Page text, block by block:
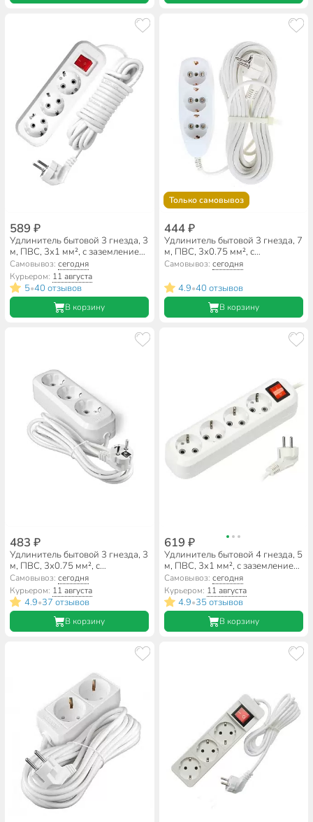
589 ₽
Удлинитель бытовой 3 гнезда, 3
м, ПВС, 3х1 мм², с заземлением,
выключатель, UNIVersal, S-303,
9631986
Самовывоз:сегодня
Курьером: 11 августа
5•40 отзывов
В корзину
Только самовывоз
444 ₽
Удлинитель бытовой 3 гнезда, 7
м, ПВС, 3х0.75 мм², с
заземлением, 16 А, Jett, РС-3,
Самовывоз: сегодня
4.9•40 отзывов
В корзину
483 ₽
Удлинитель бытовой 3 гнезда, 3
м, ПВС, 3х0.75 мм², с
заземлением, UNIVersal, У10,
554-03
Самовывоз:сегодня
Курьером: 11 августа
4.9•37 отзывов
В корзину
619 ₽
Удлинитель бытовой 4 гнезда, 5
м, ПВС, 3х1 мм², с заземлением,
выключатель, Smartbuy, SBE-
16-4-05-ZS
Самовывоз: сегодня
Курьером: 11 августа
4.9•35 отзывов
В корзину